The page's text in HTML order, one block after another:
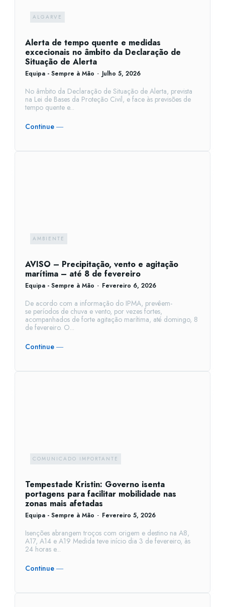
ALGARVE
Alerta de tempo quente e medidas
excecionais no âmbito da Declaração de
Situação de Alerta
Equipa - Sempre à Mão - Julho 5, 2026
No âmbito da Declaração de Situação de Alerta, prevista
na Lei de Bases da Proteção Civil, e face às previsões de
tempo quente e...
Continue ―
AMBIENTE
AVISO – Precipitação, vento e agitação
marítima – até 8 de fevereiro
Equipa - Sempre à Mão - Fevereiro 6, 2026
De acordo com a informação do IPMA, prevêem-
se períodos de chuva e vento, por vezes fortes,
acompanhados de forte agitação marítima, até domingo, 8
de fevereiro. O...
Continue ―
COMUNICADO IMPORTANTE
Tempestade Kristin: Governo isenta
portagens para facilitar mobilidade nas
zonas mais afetadas
Equipa - Sempre à Mão - Fevereiro 5, 2026
Isenções abrangem troços com origem e destino na A8,
A17, A14 e A19 Medida teve início dia 3 de fevereiro, às
24 horas e...
Continue ―